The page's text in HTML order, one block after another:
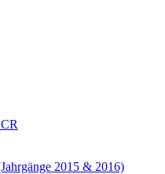
2015 & 2016)